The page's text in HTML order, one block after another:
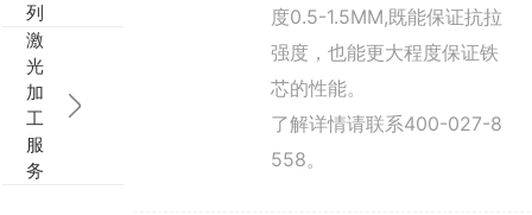
列
激
光
加
工
服
务
度0.5-1.5MM,既能保证抗拉
强度，也能更大程度保证铁
芯的性能。
了解详情请联系400-027-8
558。